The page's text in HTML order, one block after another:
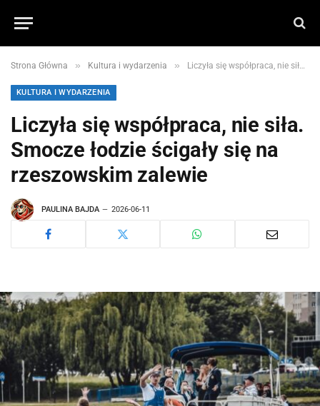
Strona Główna » Kultura i wydarzenia » Liczyła się współpraca, nie siła. Smocze łodzie ścigały się na rzeszowskim zalewie
KULTURA I WYDARZENIA
Liczyła się współpraca, nie siła.
Smocze łodzie ścigały się na
rzeszowskim zalewie
PAULINA BAJDA 2026-06-11